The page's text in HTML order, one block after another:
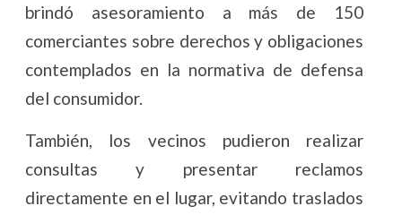
brindó asesoramiento a más de 150
comerciantes sobre derechos y obligaciones
contemplados en la normativa de defensa
del consumidor.
También, los vecinos pudieron realizar
consultas y presentar reclamos
directamente en el lugar, evitando traslados